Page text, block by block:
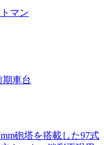
マン
期車台
砲塔を搭載した97式